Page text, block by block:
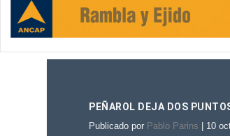
PEÑAROL DEJA DOS
Publicado por Pablo Parins 10